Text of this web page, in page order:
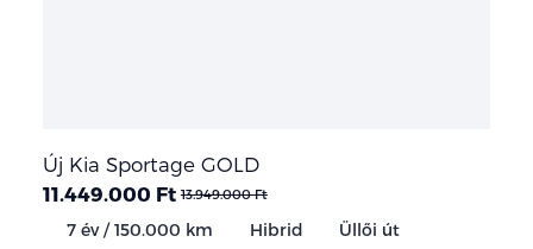
Új Kia Sportage GOLD
11.449.000 Ft 13.949.000 Ft
7 év / 150.000 km Hibrid Üllői út